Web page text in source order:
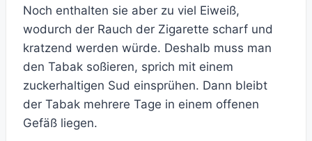
Noch enthalten sie aber zu viel Eiweiß,
wodurch der Rauch der Zigarette scharf und
kratzend werden würde. Deshalb muss man
den Tabak soßieren, sprich mit einem
zuckerhaltigen Sud einsprühen. Dann bleibt
der Tabak mehrere Tage in einem offenen
Gefäß liegen.